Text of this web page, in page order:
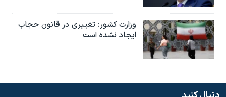
وزارت کشور: تغییری در قانون حجاب
ایجاد نشده است